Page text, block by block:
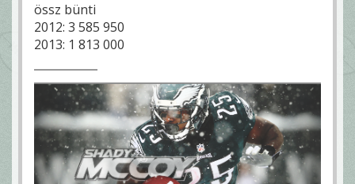
össz bünti
2012: 3 585 950
2013: 1 813 000